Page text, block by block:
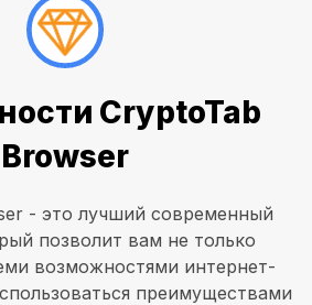
CryptoTab
Browser
- это лучший современный
позволит вам не только
возможностями интернет-
преимуществами